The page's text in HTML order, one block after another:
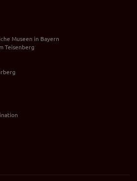
Museen in Bayern
Teisenberg